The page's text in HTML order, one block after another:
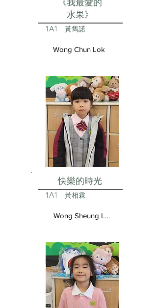
水果》
1A1 黃雋諾
Wong Chun Lok
快樂的時光
1A1 黃相霖
Wong Sheung Lam